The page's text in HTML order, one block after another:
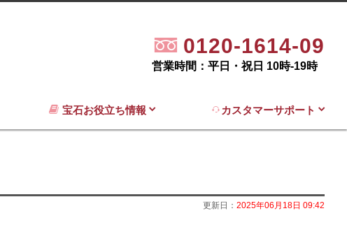
0120-1614-09
営業時間：平日・祝日 10時-19時
宝石お役立ち情報 カスタマーサポート
更新日： 2025年06月18日 09:42